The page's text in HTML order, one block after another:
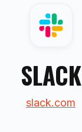
SLACK
slack.com